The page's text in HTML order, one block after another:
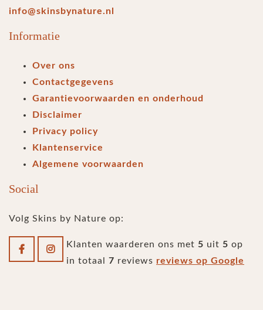
info@skinsbynature.nl
Informatie
Over ons
Contactgegevens
Garantievoorwaarden en onderhoud
Disclaimer
Privacy policy
Klantenservice
Algemene voorwaarden
Social
Volg Skins by Nature op:
Klanten waarderen ons met 5 uit 5 op
in totaal 7 reviews reviews op Google